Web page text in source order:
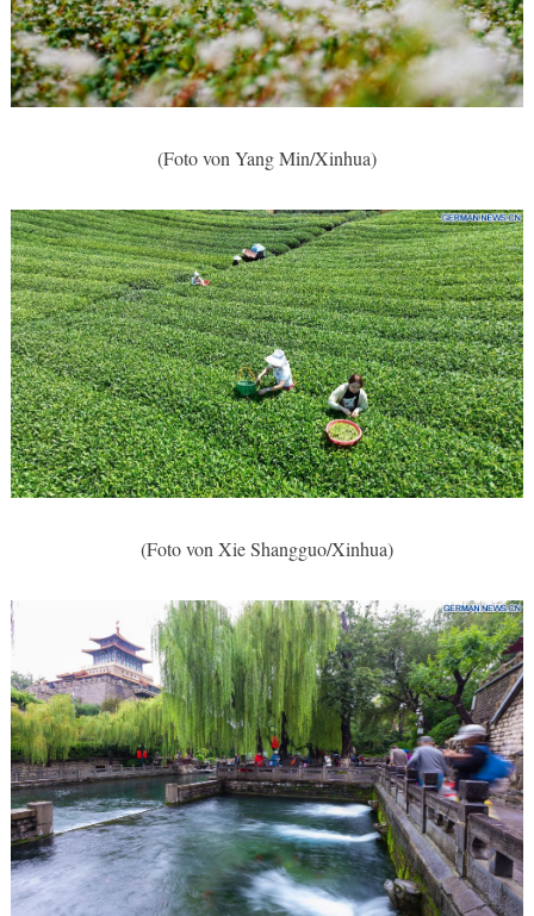
(Foto von Yang Min/Xinhua)
(Foto von Xie Shangguo/Xinhua)